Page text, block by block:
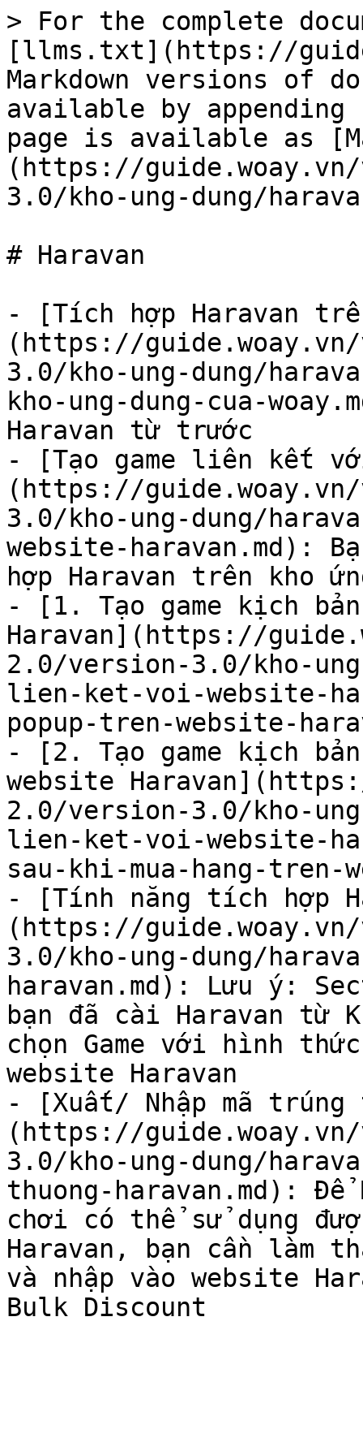
> For the complete
[llms.txt](https://
Markdown versions of
available by
page is available as
(https://
3.0/kho-ung-dung/
# Haravan
- [Tích hợp Haravan
(https://
3.0/kho-ung-dung/
kho-ung-dung-cua-
Haravan từ trước
- [Tạo game liên kết
(https://
3.0/kho-ung-dung/
website-haravan.md):
hợp Haravan trên kho
- [1. Tạo game kịch
Haravan](https://
2.0/version-3.0/kho-
lien-ket-voi-website-
popup-tren-website-
- [2. Tạo game kịch
website
2.0/version-3.0/kho-
lien-ket-voi-website-
sau-khi-mua-hang-tren-
- [Tính năng tích hợp
(https://
3.0/kho-ung-dung/
haravan.md): Lưu ý:
bạn đã cài Haravan từ
chọn Game với hình
website Haravan
- [Xuất/ Nhập mã trúng
(https://
3.0/kho-ung-dung/
thuong-haravan.md):
chơi có thể sử dụng
Haravan, bạn cần làm
và nhập vào website